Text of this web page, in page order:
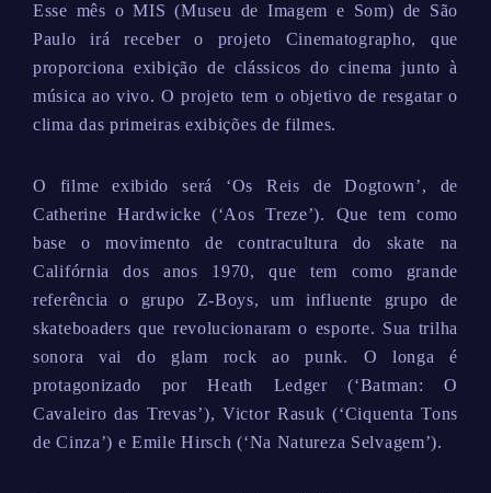
Esse mês o MIS (Museu de Imagem e Som) de São
Paulo irá receber o projeto Cinematographo, que
proporciona exibição de clássicos do cinema junto à
música ao vivo. O projeto tem o objetivo de resgatar o
clima das primeiras exibições de filmes.
O filme exibido será ‘Os Reis de Dogtown’, de
Catherine Hardwicke (‘Aos Treze’). Que tem como
base o movimento de contracultura do skate na
Califórnia dos anos 1970, que tem como grande
referência o grupo Z-Boys, um influente grupo de
skateboaders que revolucionaram o esporte. Sua trilha
sonora vai do glam rock ao punk. O longa é
protagonizado por Heath Ledger (‘Batman: O
Cavaleiro das Trevas’), Victor Rasuk (‘Ciquenta Tons
de Cinza’) e Emile Hirsch (‘Na Natureza Selvagem’).